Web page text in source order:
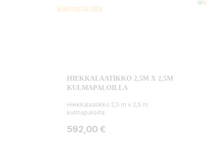
HIEKKALAATIKKO 2,5M X 2,5M
KULMAPALOILLA
Hiekkalaatikko 2,5 m x 2,5 m
kulmapaloilla
Hinta
592,00 €